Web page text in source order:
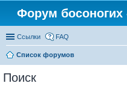
Форум
Ссылки FAQ
Список форумов
Поиск